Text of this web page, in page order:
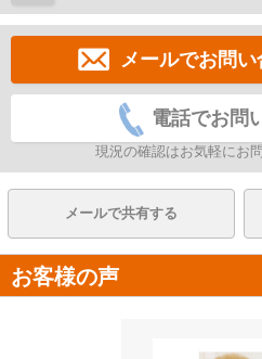
メールでお問
電話でお問
現況の確認はお気軽にお
メールで共有する
お客様の声